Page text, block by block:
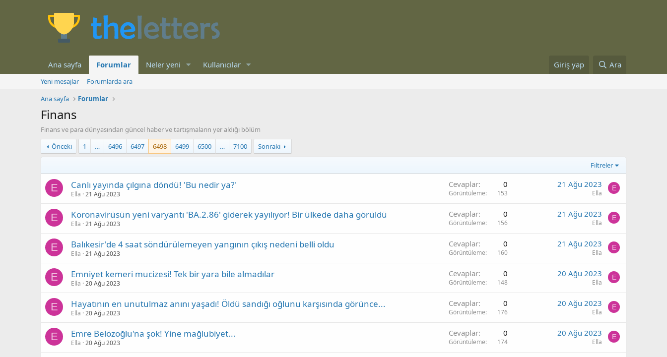
Ana sayfa Forumlar Neler yeni Kullanıcılar Giriş yap Ara
Yeni mesajlar
Forumlarda ara
Ana sayfa
Forumlar
Finans
Finans ve para dünyasından güncel haber ve tartışmaların yer aldığı bölüm
Önceki
1 … 6496 6497 6498 6499 6500 … 7100 Sonraki
Filtreler
E Canlı yayında çılgına döndü! 'Bu nedir ya?'
Ella 21 Ağu 2023
Cevaplar 0
Görüntüleme 153
21 Ağu 2023
Ella
E
E Koronavirüsün yeni varyantı 'BA.2.86' giderek yayılıyor! Bir ülkede daha görüldü
Ella 21 Ağu 2023
Cevaplar 0
Görüntüleme 156
21 Ağu 2023
Ella
E
E Balıkesir'de 4 saat söndürülemeyen yangının çıkış nedeni belli oldu
Ella 21 Ağu 2023
Cevaplar 0
Görüntüleme 160
21 Ağu 2023
Ella
E
E Emniyet kemeri mucizesi! Tek bir yara bile almadılar
Ella 20 Ağu 2023
Cevaplar 0
Görüntüleme 148
20 Ağu 2023
Ella
E
E Hayatının en unutulmaz anını yaşadı! Öldü sandığı oğlunu karşısında görünce...
Ella 20 Ağu 2023
Cevaplar 0
Görüntüleme 176
20 Ağu 2023
Ella
E
E Emre Belözoğlu'na şok! Yine mağlubiyet...
Ella 20 Ağu 2023
Cevaplar 0
Görüntüleme 174
20 Ağu 2023
Ella
E